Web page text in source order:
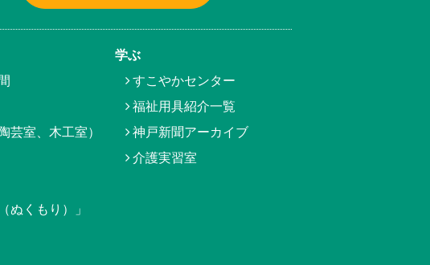
芸室、木工室）
ぬくもり）」
学ぶ
すこやかセンター
福祉用具紹介一覧
神戸新聞アーカイブ
介護実習室